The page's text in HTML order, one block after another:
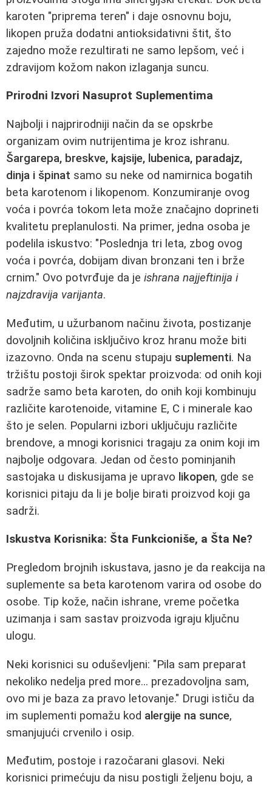
karoten "priprema teren" i daje osnovnu boju,
likopen pruža dodatni antioksidativni štit, što
zajedno može rezultirati ne samo lepšom, već i
zdravijom kožom nakon izlaganja suncu.
Prirodni Izvori Nasuprot Suplementima
Najbolji i najprirodniji način da se opskrbe
organizam ovim nutrijentima je kroz ishranu.
Šargarepa, breskve, kajsije, lubenica, paradajz,
dinja i špinat samo su neke od namirnica bogatih
beta karotenom i likopenom. Konzumiranje ovog
voća i povrća tokom leta može značajno doprineti
kvalitetu preplanulosti. Na primer, jedna osoba je
podelila iskustvo: "Poslednja tri leta, zbog ovog
voća i povrća, dobijam divan bronzani ten i brže
crnim." Ovo potvrđuje da je ishrana najjeftinija i
najzdravija varijanta.
Međutim, u užurbanom načinu života, postizanje
dovoljnih količina isključivo kroz hranu može biti
izazovno. Onda na scenu stupaju suplementi. Na
tržištu postoji širok spektar proizvoda: od onih koji
sadrže samo beta karoten, do onih koji kombinuju
različite karotenoide, vitamine E, C i minerale kao
što je selen. Popularni izbori uključuju različite
brendove, a mnogi korisnici tragaju za onim koji im
najbolje odgovara. Jedan od često pominjanih
sastojaka u diskusijama je upravo likopen, gde se
korisnici pitaju da li je bolje birati proizvod koji ga
sadrži.
Iskustva Korisnika: Šta Funkcioniše, a Šta Ne?
Pregledom brojnih iskustava, jasno je da reakcija na
suplemente sa beta karotenom varira od osobe do
osobe. Tip kože, način ishrane, vreme početka
uzimanja i sam sastav proizvoda igraju ključnu
ulogu.
Neki korisnici su oduševljeni: "Pila sam preparat
nekoliko nedelja pred more... prezadovoljna sam,
ovo mi je baza za pravo letovanje." Drugi ističu da
im suplementi pomažu kod alergije na sunce,
smanjujući crvenilo i osip.
Međutim, postoje i razočarani glasovi. Neki
korisnici primećuju da nisu postigli željenu boju, a